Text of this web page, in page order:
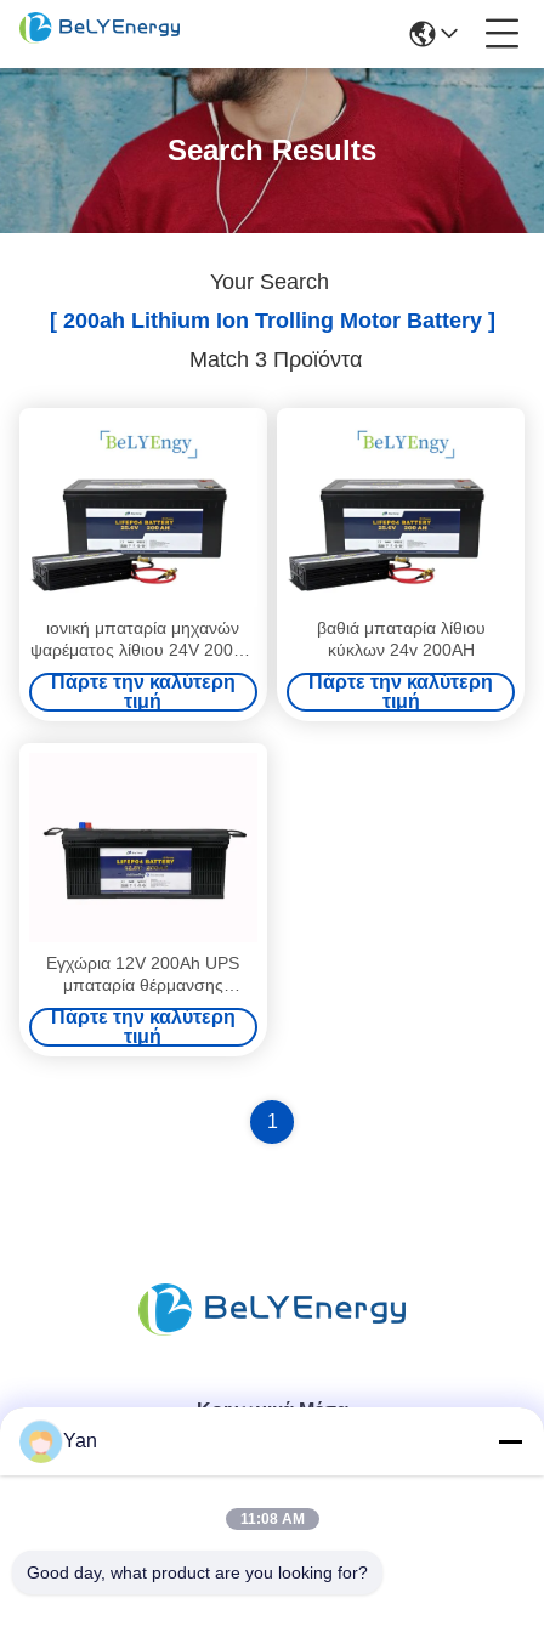
Search Results
Your Search
[ 200ah Lithium Ion Trolling Motor Battery ]
Match 3 Προϊόντα
ιονική μπαταρία μηχανών
ψαρέματος λίθιου 24V 200AH
για το ηλιακό σύστημα
Πάρτε την καλύτερη
τιμή
βαθιά μπαταρία λίθιου
κύκλων 24v 200AH
Πάρτε την καλύτερη
τιμή
Εγχώρια 12V 200Ah UPS
μπαταρία θέρμανσης
Bluetooth μπαταρία 12 βολτ
για το ηλεκτρικό μηχανικό
δίκυκλο
Πάρτε την καλύτερη
τιμή
1
Κοινωνικά Μέσα
Γρήγορη επικοινωνία
Τηλ.:
Yan
11:08 AM
Good day, what product are you looking for?